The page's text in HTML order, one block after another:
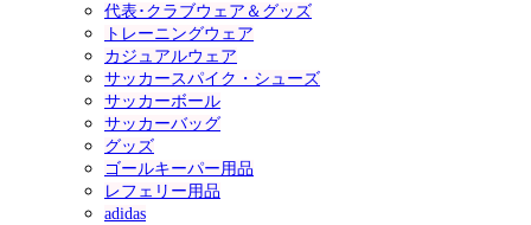
代表･クラブウェア＆グッズ
トレーニングウェア
カジュアルウェア
サッカースパイク・シューズ
サッカーボール
サッカーバッグ
グッズ
ゴールキーパー用品
レフェリー用品
adidas